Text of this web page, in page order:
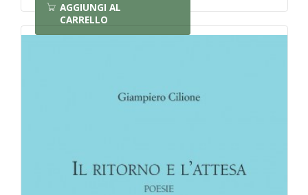
AGGIUNGI AL
CARRELLO